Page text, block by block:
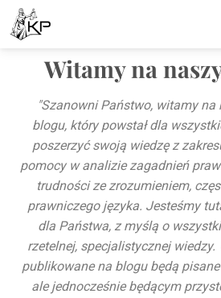
Witamy na
"Szanowni Państwo, witamy
blogu, który powstał dla
poszerzyć swoją wiedzę z
pomocy w analizie zagadnień
trudności ze zrozumieniem,
prawniczego języka. Jesteśmy
dla Państwa, z myślą o
rzetelnej, specjalistycznej
publikowane na blogu będą
ale jednocześnie będącym